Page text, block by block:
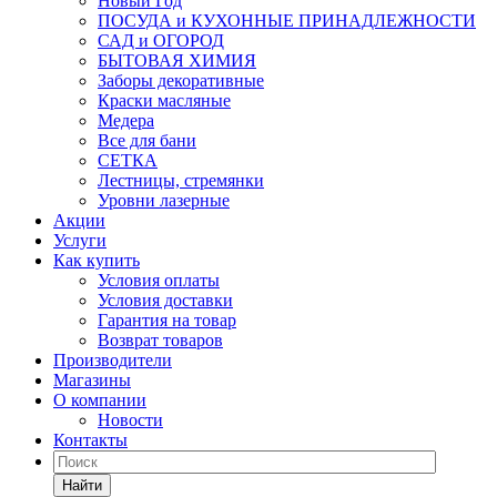
ПОСУДА и КУХОННЫЕ ПРИНАДЛЕЖНОСТИ
САД и ОГОРОД
БЫТОВАЯ ХИМИЯ
Заборы декоративные
Краски масляные
Медера
Все для бани
СЕТКА
Лестницы, стремянки
Уровни лазерные
Акции
Услуги
Как купить
Условия оплаты
Условия доставки
Гарантия на товар
Возврат товаров
Производители
Магазины
О компании
Новости
Контакты
Найти